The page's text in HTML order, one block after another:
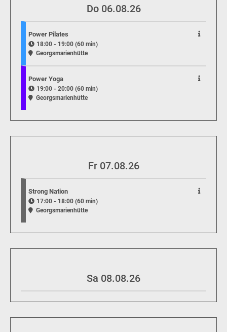
Do 06.08.26
Power Pilates
18:00 - 19:00 (60 min)
Georgsmarienhütte
Power Yoga
19:00 - 20:00 (60 min)
Georgsmarienhütte
Fr 07.08.26
Strong Nation
17:00 - 18:00 (60 min)
Georgsmarienhütte
Sa 08.08.26